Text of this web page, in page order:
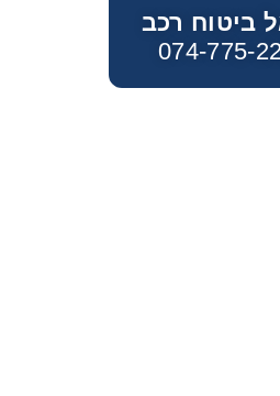
ביטוח רכב
074-775-